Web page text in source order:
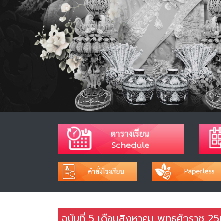
ฉบับที่ 5 เดือนสิงหาคม พุทธศักราช